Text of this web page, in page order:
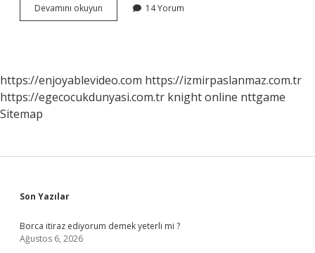
Devamını okuyun Türkiyede
Ayçiçek
14 Yorum
https://enjoyablevideo.com https://izmirpaslanmaz.com.tr
https://egecocukdunyasi.com.tr knight online nttgame
Sitemap
Sidebar
Son Yazılar
Borca itiraz ediyorum demek yeterli mi ?
Ağustos 6, 2026